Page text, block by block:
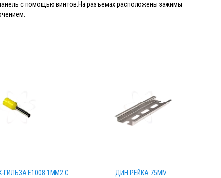
с помощью винтов.На разъемах расположены зажимы
ГИЛЬЗА Е1008 1ММ2 С
ДИН.РЕЙКА 75ММ